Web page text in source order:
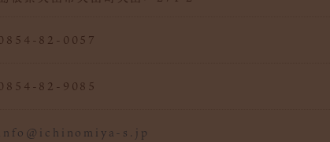
82-0057
82-9085
s.jp